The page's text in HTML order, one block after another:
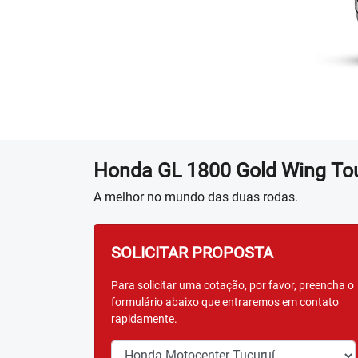
Honda GL 1800 Gold Wing
A melhor no mundo das duas rodas.
SOLICITAR PROPOSTA
Para solicitar uma cotação, por favor, preencha o
formulário abaixo que entraremos em contato
rapidamente.